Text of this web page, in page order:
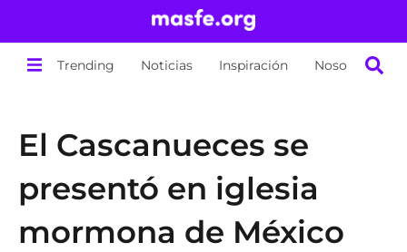
Trending Noticias Inspiración Nosotros
El Cascanueces se
presentó en iglesia
mormona de México